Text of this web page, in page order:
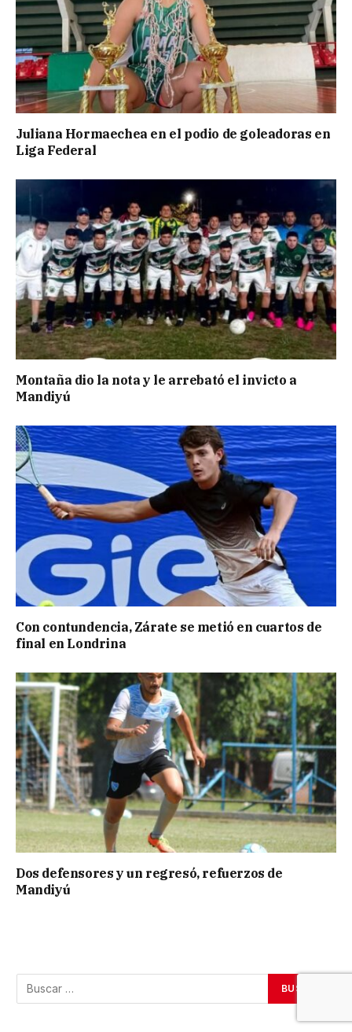
Juliana Hormaechea en el podio de goleadoras en
Liga Federal
Montaña dio la nota y le arrebató el invicto a
Mandiyú
Con contundencia, Zárate se metió en cuartos de
final en Londrina
Dos defensores y un regresó, refuerzos de
Mandiyú